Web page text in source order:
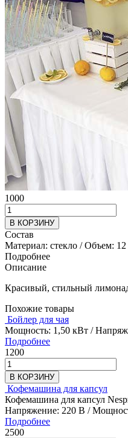
1000
В КОРЗИНУ
Состав
Материал: стекло / Объем: 12
Подробнее
Описание
Красивый, стильный
Похожие товары
Бойлер для чая
Мощность: 1,50 кВт /
Подробнее
1200
В КОРЗИНУ
Кофемашина для капсул
Кофемашина для капсул
Напряжение: 220 В /
Подробнее
2500